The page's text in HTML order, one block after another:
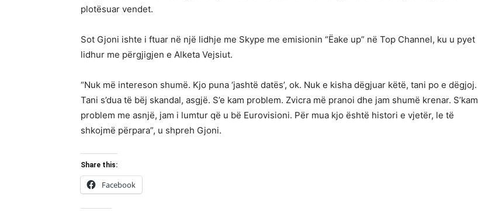
plotësuar vendet.
Sot Gjoni ishte i ftuar në një lidhje me Skype me emisionin “Ëake up” në Top Channel, ku u pyet
lidhur me përgjigjen e Alketa Vejsiut.
“Nuk më intereson shumë. Kjo puna ‘jashtë datës’, ok. Nuk e kisha dëgjuar këtë, tani po e dëgjoj.
Tani s’dua të bëj skandal, asgjë. S’e kam problem. Zvicra më pranoi dhe jam shumë krenar. S’kam
problem me asnjë, jam i lumtur që u bë Eurovisioni. Për mua kjo është histori e vjetër, le të
shkojmë përpara”, u shpreh Gjoni.
Share this:
Facebook